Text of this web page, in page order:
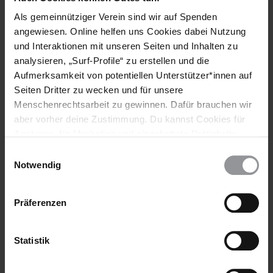
Als gemeinnütziger Verein sind wir auf Spenden
angewiesen. Online helfen uns Cookies dabei Nutzung
und Interaktionen mit unseren Seiten und Inhalten zu
analysieren, „Surf-Profile“ zu erstellen und die
Aufmerksamkeit von potentiellen Unterstützer*innen auf
Seiten Dritter zu wecken und für unsere
Menschenrechtsarbeit zu gewinnen. Dafür brauchen wir
aber vorher deine Zustimmung. Du kannst Cookies für
wieder ändern. Diesen Banner kannst Du über den Link
Notwendig
Präferenzen
Statistik
Deutschland
Themen
Internationale Organisationen
Teile diesen Beitrag
Bleib informiert